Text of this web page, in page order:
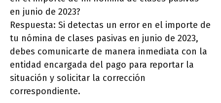
en junio de 2023?
Respuesta: Si detectas un error en el importe de
tu nómina de clases pasivas en junio de 2023,
debes comunicarte de manera inmediata con la
entidad encargada del pago para reportar la
situación y solicitar la corrección
correspondiente.